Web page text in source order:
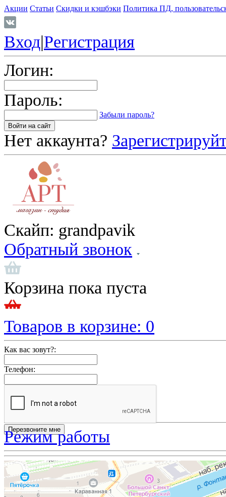
Акции Статьи Скидки и кэшбэки Политика ПД,
Вход|Регистрация
Логин:
Пароль:
Забыли пароль?
Нет аккаунта?
Скайп: grandpavik
Обратный звонок
Корзина пока пуста
Товаров в корзине: 0
Как вас зовут?:
Телефон:
Режим работы